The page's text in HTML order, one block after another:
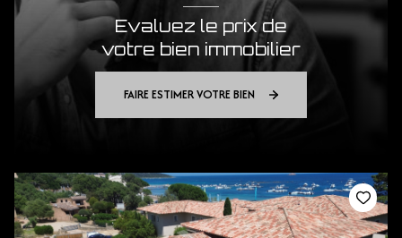
Evaluez le prix de
votre bien immobilier
FAIRE ESTIMER VOTRE BIEN